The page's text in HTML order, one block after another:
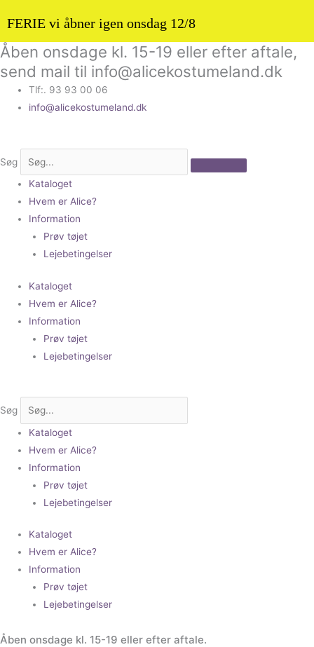
Gå
til
indholdet
Åben onsdage kl. 15-19 eller efter aftale,
send mail til info@alicekostumeland.dk
Tlf:. 93 93 00 06
info@alicekostumeland.dk
Søg
Kataloget
Hvem er Alice?
Information
Prøv tøjet
Lejebetingelser
Kataloget
Hvem er Alice?
Information
Prøv tøjet
Lejebetingelser
Søg
Kataloget
Hvem er Alice?
Information
Prøv tøjet
Lejebetingelser
Kataloget
Hvem er Alice?
Information
Prøv tøjet
Lejebetingelser
Åben onsdage kl. 15-19 eller efter aftale.
FERIE vi åbner igen onsdag 12/8